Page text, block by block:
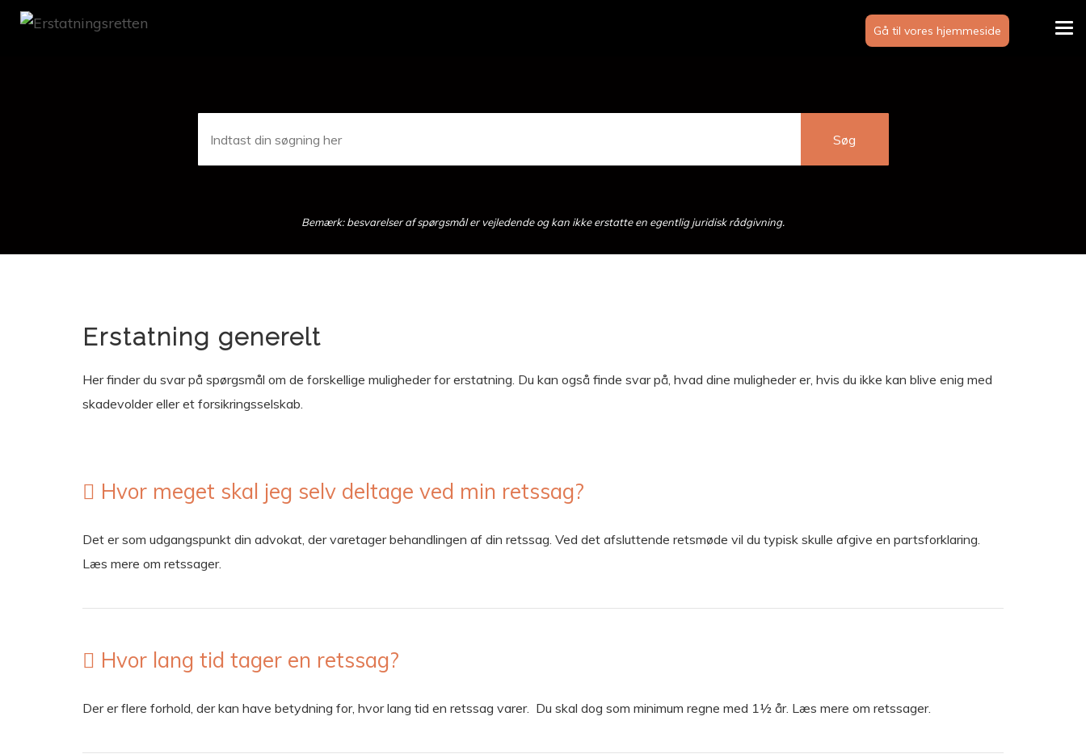
Skip
Gå til vores hjemmeside
Bemærk: besvarelser af spørgsmål er vejledende og kan ikke erstatte en egentlig juridisk rådgivning.
Erstatning generelt
Her finder du svar på spørgsmål om de forskellige muligheder for erstatning. Du kan også finde svar på, hvad dine muligheder er, hvis du ikke kan blive enig med
skadevolder eller et forsikringsselskab.
Hvor meget skal jeg selv deltage ved min retssag?
Det er som udgangspunkt din advokat, der varetager behandlingen af din retssag. Ved det afsluttende retsmøde vil du typisk skulle afgive en partsforklaring.
Læs mere om retssager.
Hvor lang tid tager en retssag?
Der er flere forhold, der kan have betydning for, hvor lang tid en retssag varer. Du skal dog som minimum regne med 1½ år. Læs mere om retssager.